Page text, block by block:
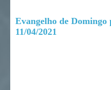
Evangelho de Domingo
11/04/2021